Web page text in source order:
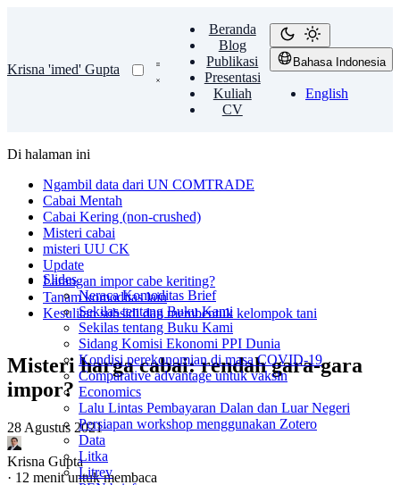
Krisna 'imed' Gupta
Beranda
Blog
Publikasi
Presentasi
Kuliah
CV
Bahasa Indonesia
English
Slides
Neraca Komoditas Brief
Sekilas tentang Buku Kami
Sekilas tentang Buku Kami
Sidang Komisi Ekonomi PPI Dunia
Kondisi perekonomian di masa COVID-19
Comparative advantage untuk vaksin
Economics
Lalu Lintas Pembayaran Dalan dan Luar Negeri
Persiapan workshop menggunakan Zotero
Data
Litka
Litrev
Di halaman ini
Ngambil data dari UN COMTRADE
Cabai Mentah
Cabai Kering (non-crushed)
Misteri cabai
misteri UU CK
Update
Larangan impor cabe keriting?
Tanam komoditas lain
Kesulitan subsidi dan membentuk kelompok tani
Misteri harga cabai: rendah gara-gara
impor?
28 Agustus 2021·
Krisna Gupta
· 12 menit untuk membaca